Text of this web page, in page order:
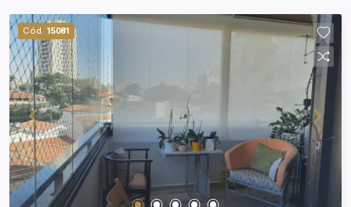
Salão de festas; _ Churrasqueira; _ Quadra
poliesportiva. 01 apartamento por andar. 10
andares. Elevadores social e de serviço.
Bicicletário. Não aceita PERMUTA. Ligue e
agende a sua visita!
Cód. 15081